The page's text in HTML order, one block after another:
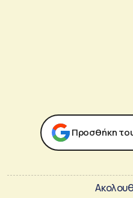
Προσθήκη